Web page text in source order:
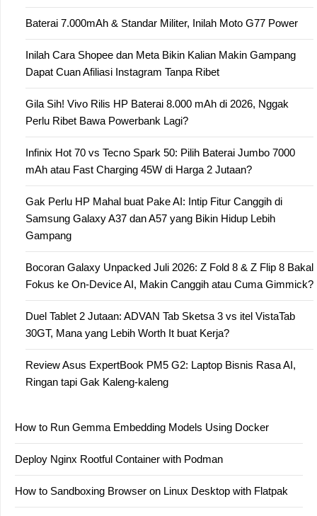
Baterai 7.000mAh & Standar Militer, Inilah Moto G77 Power
Inilah Cara Shopee dan Meta Bikin Kalian Makin Gampang
Dapat Cuan Afiliasi Instagram Tanpa Ribet
Gila Sih! Vivo Rilis HP Baterai 8.000 mAh di 2026, Nggak
Perlu Ribet Bawa Powerbank Lagi?
Infinix Hot 70 vs Tecno Spark 50: Pilih Baterai Jumbo 7000
mAh atau Fast Charging 45W di Harga 2 Jutaan?
Gak Perlu HP Mahal buat Pake AI: Intip Fitur Canggih di
Samsung Galaxy A37 dan A57 yang Bikin Hidup Lebih
Gampang
Bocoran Galaxy Unpacked Juli 2026: Z Fold 8 & Z Flip 8 Bakal
Fokus ke On-Device AI, Makin Canggih atau Cuma Gimmick?
Duel Tablet 2 Jutaan: ADVAN Tab Sketsa 3 vs itel VistaTab
30GT, Mana yang Lebih Worth It buat Kerja?
Review Asus ExpertBook PM5 G2: Laptop Bisnis Rasa AI,
Ringan tapi Gak Kaleng-kaleng
How to Run Gemma Embedding Models Using Docker
Deploy Nginx Rootful Container with Podman
How to Sandboxing Browser on Linux Desktop with Flatpak